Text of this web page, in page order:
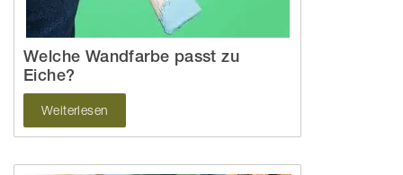
Welche Wandfarbe passt zu
Eiche?
Weiterlesen